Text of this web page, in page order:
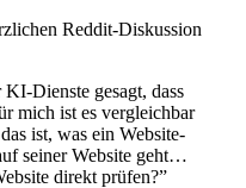
Reddit-Diskussion
Dienste gesagt, dass
mich ist es vergleichbar
ist, was ein Website-
seiner Website geht…
direkt prüfen?”